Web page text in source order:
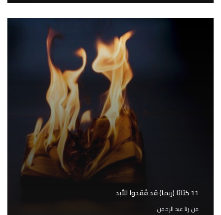
11 كتابًا (ربما) قد فُقدوا للأبد
من رنا عبد الرحمن